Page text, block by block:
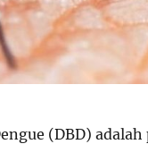
(DBD)